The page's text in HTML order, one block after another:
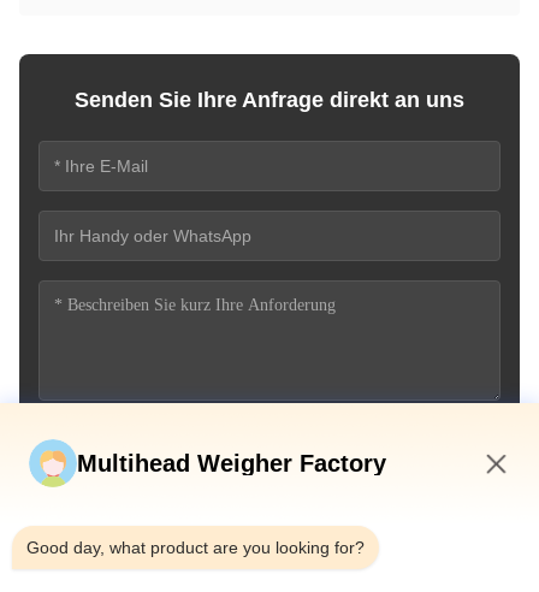
Senden Sie Ihre Anfrage direkt an uns
Multihead Weigher Factory
Good day, what product are you looking for?